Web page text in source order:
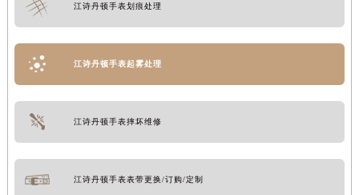
江诗丹顿手表划痕处理
江诗丹顿手表起雾处理
江诗丹顿手表摔坏维修
江诗丹顿手表表带更换/订购/定制